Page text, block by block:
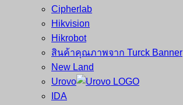
Cipherlab
Hikvision
Hikrobot
สินค้าคุณภาพจาก Turck Banner
New Land
Urovo
IDA